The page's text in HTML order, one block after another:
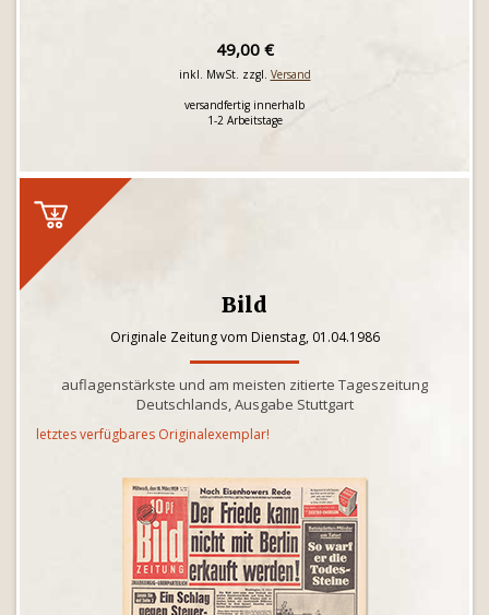
49,00 €
inkl. MwSt. zzgl. Versand
versandfertig innerhalb
1-2 Arbeitstage
Bild
Originale Zeitung vom Dienstag, 01.04.1986
auflagenstärkste und am meisten zitierte Tageszeitung
Deutschlands, Ausgabe Stuttgart
letztes verfügbares Originalexemplar!